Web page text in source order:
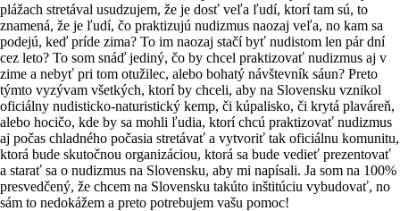
plážach stretával usudzujem, že je dosť veľa ľudí, ktorí tam sú, to
znamená, že je ľudí, čo praktizujú nudizmus naozaj veľa, no kam sa
podejú, keď príde zima? To im naozaj stačí byť nudistom len pár dní
cez leto? To som snáď jediný, čo by chcel praktizovať nudizmus aj v
zime a nebyť pri tom otužilec, alebo bohatý návštevník sáun? Preto
týmto vyzývam všetkých, ktorí by chceli, aby na Slovensku vznikol
oficiálny nudisticko-naturistický kemp, či kúpalisko, či krytá plaváreň,
alebo hocičo, kde by sa mohli ľudia, ktorí chcú praktizovať nudizmus
aj počas chladného počasia stretávať a vytvoriť tak oficiálnu komunitu,
ktorá bude skutočnou organizáciou, ktorá sa bude vedieť prezentovať
a starať sa o nudizmus na Slovensku, aby mi napísali. Ja som na 100%
presvedčený, že chcem na Slovensku takúto inštitúciu vybudovať, no
sám to nedokážem a preto potrebujem vašu pomoc!